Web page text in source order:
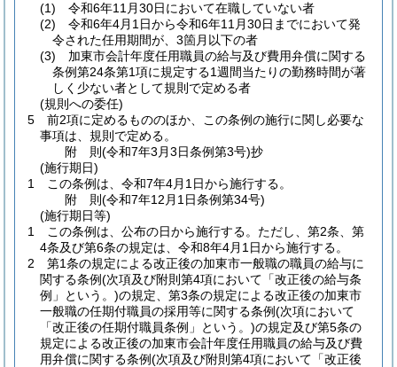
(1)
令和6年11月30日において在職していない者
(2)
令和6年4月1日から令和6年11月30日までにおいて発
令された任用期間が、3箇月以下の者
(3)
加東市会計年度任用職員の給与及び費用弁償に関する
条例第24条第1項に規定する1週間当たりの勤務時間が著
しく少ない者として規則で定める者
(規則への委任)
5
前2項に定めるもののほか、この条例の施行に関し必要な
事項は、規則で定める。
附 則(令和7年3月3日条例第3号)抄
(施行期日)
1
この条例は、令和7年4月1日から施行する。
附 則(令和7年12月1日条例第34号)
(施行期日等)
1
この条例は、公布の日から施行する。 ただし、第2条、第
4条及び第6条の規定は、令和8年4月1日から施行する。
2
第1条の規定による改正後の加東市一般職の職員の給与に
関する条例(次項及び附則第4項において「改正後の給与条
例」という。)の規定、第3条の規定による改正後の加東市
一般職の任期付職員の採用等に関する条例(次項において
「改正後の任期付職員条例」という。)の規定及び第5条の
規定による改正後の加東市会計年度任用職員の給与及び費
用弁償に関する条例(次項及び附則第4項において「改正後